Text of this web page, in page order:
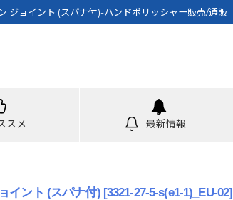
ジョイント (スパナ付)-ハンドポリッシャー販売/通販
スメ 最新情報
イント (スパナ付) [3321-27-5-s(e1-1)_EU-02]